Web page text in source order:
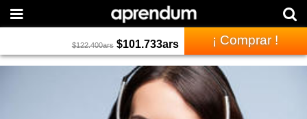
$122.400ars $101.733ars ¡ Comprar !